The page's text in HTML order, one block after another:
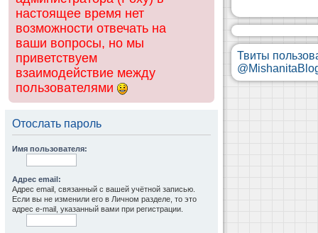
настоящее время нет
возможности отвечать на
ваши вопросы, но мы
приветствуем
взаимодействие между
пользователями
Отослать пароль
Имя пользователя:
Адрес email:
Адрес email, связанный с вашей учётной записью.
Если вы не изменили его в Личном разделе, то это
адрес e-mail, указанный вами при регистрации.
Твиты